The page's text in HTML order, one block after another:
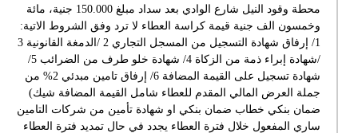
محطة وقود النيل شارع الوادي بعد سداد مبلغ 150.000 جنية، مائة
وخمسون الف جنية قيمة كراسة العطاء لا ترد وفق الشروط الاتية:
1/ إرفاق شهادة التسجيل من المسجل التجاري 2 /الدمغة القانونية 3
/شهادة إبراء ذمة من الزكاة 4/ شهادة خلو طرف من الضرائب 5/
شهادة تسجيل على القيمة المضافة 6/ إرفاق تامين مبدئي 2% من
جملة العرض المالي المقدم للعطاء شامل القيمة المضافة شيك)
ضمان بنكي خطاب ضمان بنكي او شهادة تأمين من شركات التامين
ساري المفعول خلال فترة العطاء يجدد في حال تمديد فترة العطاء